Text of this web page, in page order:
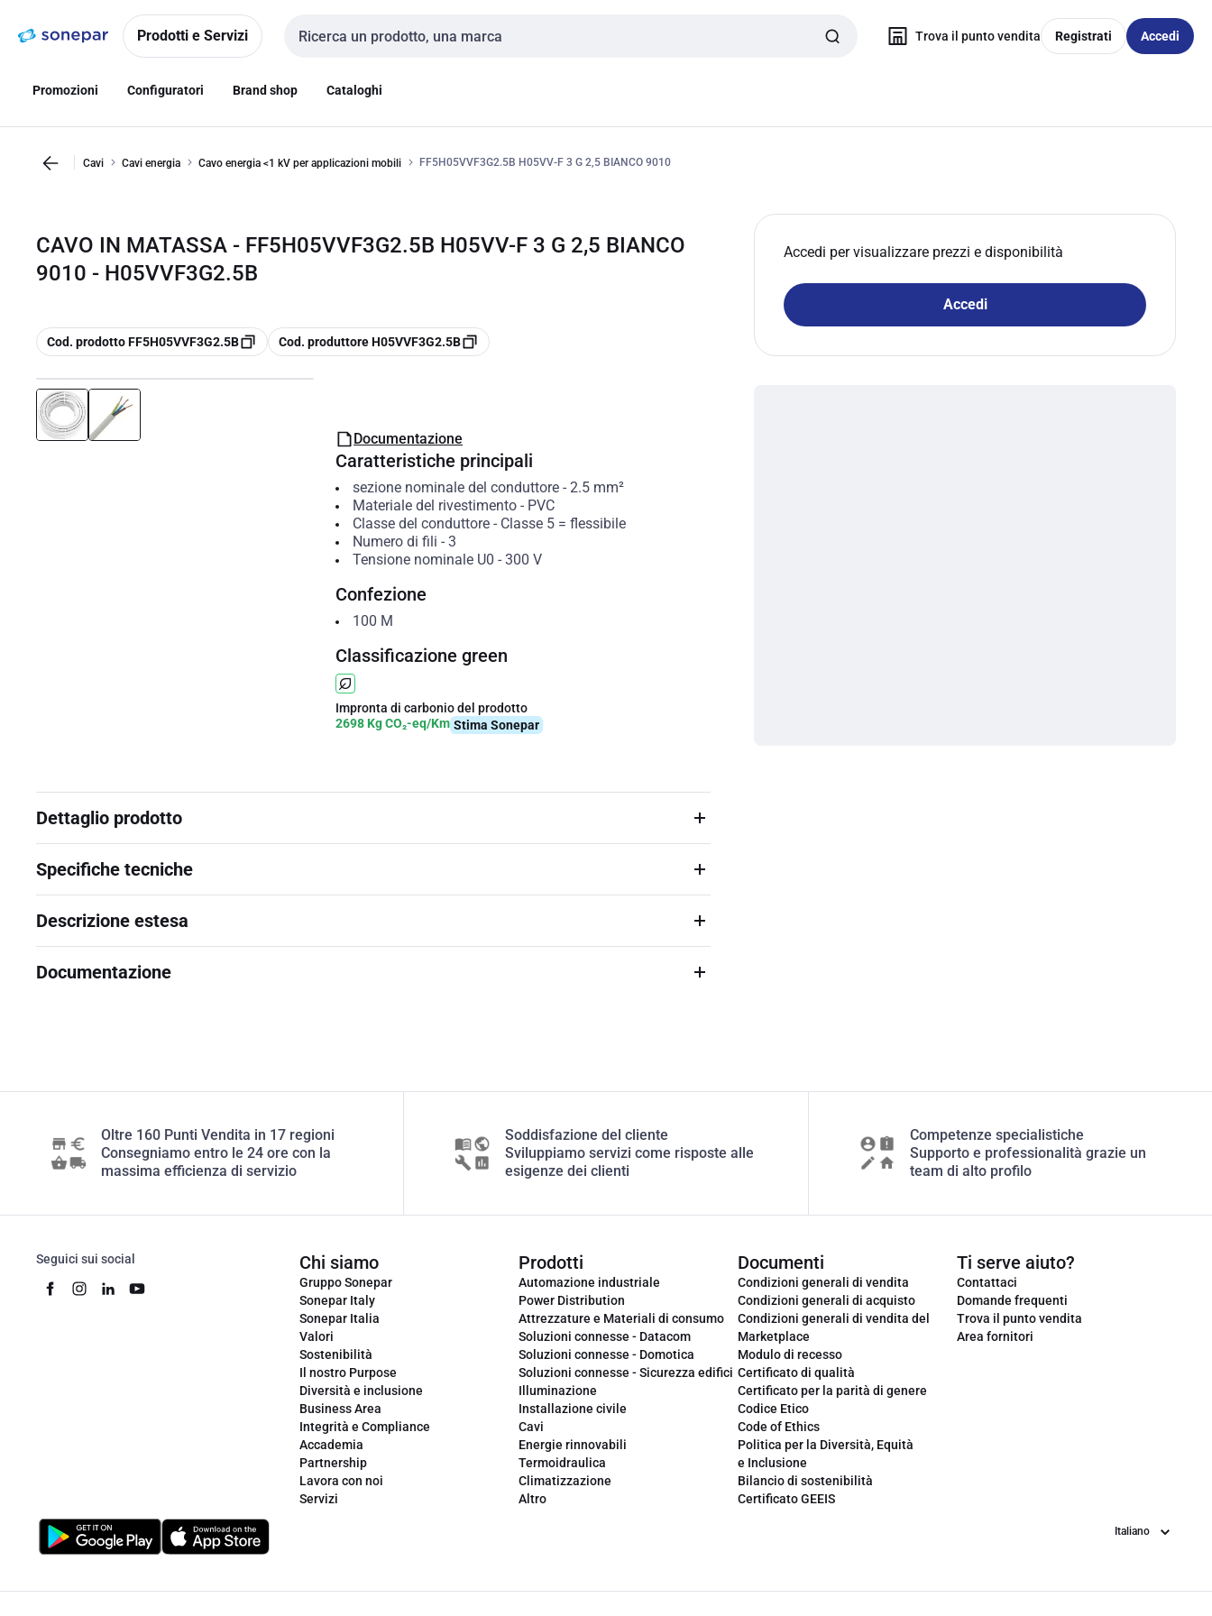
navigazionealla
Prodotti e Servizi
Cerca input
Trova il punto vendita Registrati Accedi
Promozioni Configuratori Brand shop Cataloghi
Cavi Cavi energia Cavo energia <1 kV per applicazioni mobili FF5H05VVF3G2.5B H05VV-F 3 G 2,5 BIANCO 9010
CAVO IN MATASSA - FF5H05VVF3G2.5B H05VV-F 3 G 2,5 BIANCO
9010 - H05VVF3G2.5B
copia
Cod. prodotto FF5H05VVF3G2.5B copia
Cod. produttore H05VVF3G2.5B
Accedi per visualizzare prezzi e disponibilità
Accedi
Documentazione
Caratteristiche principali
sezione nominale del conduttore- 2.5 mm²
Materiale del rivestimento- PVC
Classe del conduttore- Classe 5 = flessibile
Numero di fili - 3
Tensione nominale U0 - 300 V
Confezione
100 M
Classificazione green
Impronta di carbonio del prodotto
2698 Kg CO₂-eq/Km Stima Sonepar
Dettaglio prodotto
Specifiche tecniche
Descrizione estesa
Documentazione
Oltre 160 Punti Vendita in 17 regioni
Consegniamo entro le 24 ore con la
massima efficienza di servizio
Soddisfazione del cliente
Sviluppiamo servizi come risposte alle
esigenze dei clienti
Competenze specialistiche
Supporto e professionalità grazie un
team di alto profilo
Seguici sui social Chi siamo
Gruppo Sonepar
Sonepar Italy
Sonepar Italia
Valori
Sostenibilità
Il nostro Purpose
Diversità e inclusione
Business Area
Integrità e Compliance
Accademia
Partnership
Lavora con noi
Servizi
Prodotti
Automazione industriale
Power Distribution
Attrezzature e Materiali di consumo
Soluzioni connesse - Datacom
Soluzioni connesse - Domotica
Soluzioni connesse - Sicurezza edifici
Illuminazione
Installazione civile
Cavi
Energie rinnovabili
Termoidraulica
Climatizzazione
Altro
Documenti
Condizioni generali di vendita
Condizioni generali di acquisto
Condizioni generali di vendita del
Marketplace
Modulo di recesso
Certificato di qualità
Certificato per la parità di genere
Codice Etico
Code of Ethics
Politica per la Diversità, Equità
e Inclusione
Bilancio di sostenibilità
Certificato GEEIS
Ti serve aiuto?
Contattaci
Domande frequenti
Trova il punto vendita
Area fornitori
Lingua